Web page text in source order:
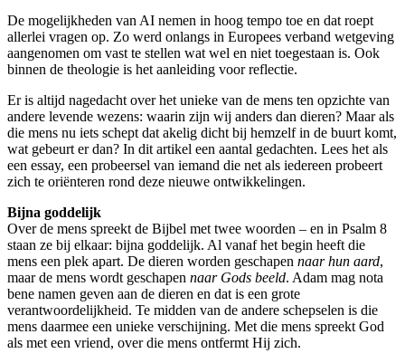
De mogelijkheden van AI nemen in hoog tempo toe en dat roept
allerlei vragen op. Zo werd onlangs in Europees verband wetgeving
aangenomen om vast te stellen wat wel en niet toegestaan is. Ook
binnen de theologie is het aanleiding voor reflectie.
Er is altijd nagedacht over het unieke van de mens ten opzichte van
andere levende wezens: waarin zijn wij anders dan dieren? Maar als
die mens nu iets schept dat akelig dicht bij hemzelf in de buurt komt,
wat gebeurt er dan? In dit artikel een aantal gedachten. Lees het als
een essay, een probeersel van iemand die net als iedereen probeert
zich te oriënteren rond deze nieuwe ontwikkelingen.
Bijna goddelijk
Over de mens spreekt de Bijbel met twee woorden – en in Psalm 8
staan ze bij elkaar: bijna goddelijk. Al vanaf het begin heeft die
mens een plek apart. De dieren worden geschapen naar hun aard,
maar de mens wordt geschapen naar Gods beeld. Adam mag nota
bene namen geven aan de dieren en dat is een grote
verantwoordelijkheid. Te midden van de andere schepselen is die
mens daarmee een unieke verschijning. Met die mens spreekt God
als met een vriend, over die mens ontfermt Hij zich.